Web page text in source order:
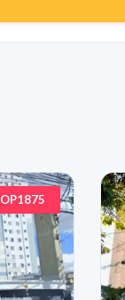
OP1875